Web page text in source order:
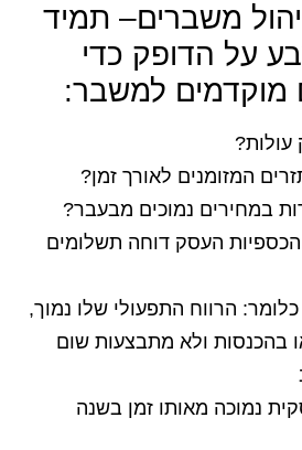
משברים– תמיד
על הדופק כדי
מוקדמים למשבר:
המזומנים לאורך זמן?
במחירים נמוכים מבעבר?
העסק דוחה תשלומים
הרווח התפעולי שלו נמוך,
בהכנסות ולא מתבצעות שום
נמוכה מאותו זמן בשנה